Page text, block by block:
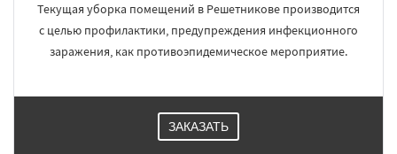
Текущая уборка помещений в Решетникове производится
с целью профилактики, предупреждения инфекционного
заражения, как противоэпидемическое мероприятие.
ЗАКАЗАТЬ